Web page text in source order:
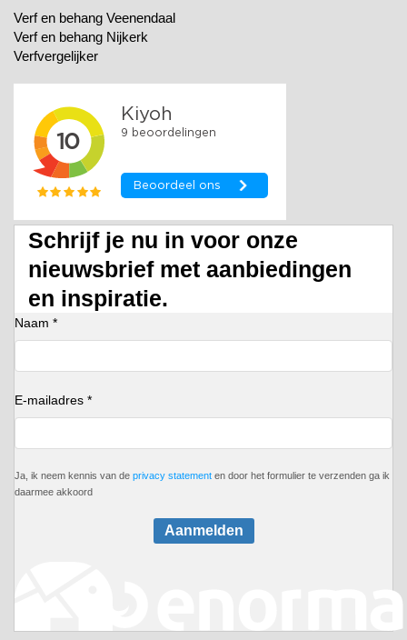
Verf en behang Veenendaal
Verf en behang Nijkerk
Verfvergelijker
Schrijf je nu in voor onze
nieuwsbrief met aanbiedingen
en inspiratie.
Naam *
E-mailadres *
Ja, ik neem kennis van de privacy statement en door het formulier te verzenden ga ik
daarmee akkoord
Aanmelden